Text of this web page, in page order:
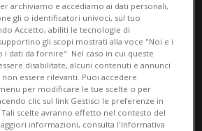
5 gior
Rufus?
archiviamo e accediamo ai dati personali,
gli o identificatori univoci, sul tuo
Accetto, abiliti le tecnologie di
gli scopi mostrati alla voce "Noi e i
dati da fornire". Nel caso in cui queste
disabilitate, alcuni contenuti e annunci
essere rilevanti. Puoi accedere
per modificare le tue scelte o per
clic sul link Gestisci le preferenze in
scelte avranno effetto nel contesto del
informazioni, consulta l'Informativa